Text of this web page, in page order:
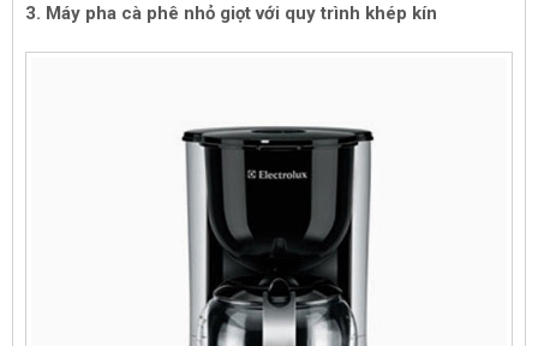
3. Máy pha cà phê nhỏ giọt với quy trình khép kín